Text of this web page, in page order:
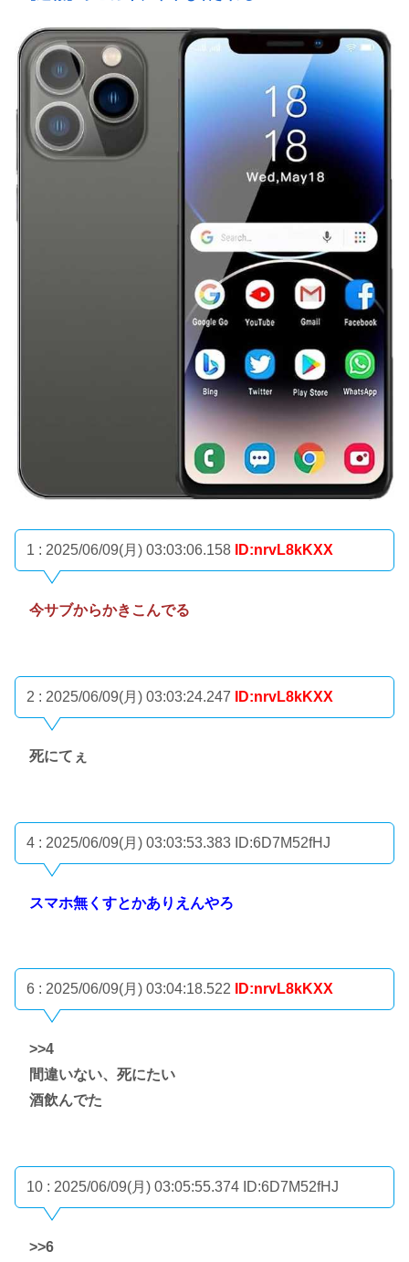
1 : 2025/06/09(月) 03:03:06.158 ID:nrvL8kKXX
今サブからかきこんでる
2 : 2025/06/09(月) 03:03:24.247 ID:nrvL8kKXX
死にてぇ
4 : 2025/06/09(月) 03:03:53.383 ID:6D7M52fHJ
スマホ無くすとかありえんやろ
6 : 2025/06/09(月) 03:04:18.522 ID:nrvL8kKXX
>>4
間違いない、死にたい
酒飲んでた
10 : 2025/06/09(月) 03:05:55.374 ID:6D7M52fHJ
>>6